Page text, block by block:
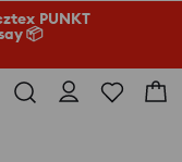
PUNKT
📦